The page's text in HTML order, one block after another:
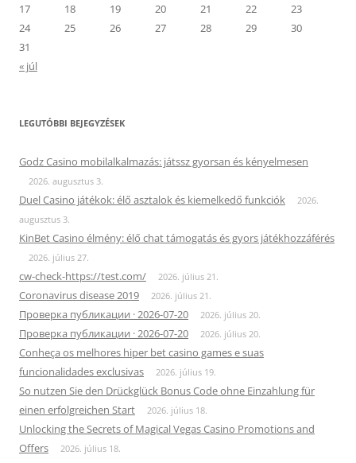
17
18 19 20 21 22
23
24
25 26 27 28 29
30
31
« júl
LEGUTÓBBI BEJEGYZÉSEK
Godz Casino mobilalkalmazás: játssz gyorsan és kényelmesen
2026. augusztus 3.
Duel Casino játékok: élő asztalok és kiemelkedő funkciók
2026.
augusztus 3.
KinBet Casino élmény: élő chat támogatás és gyors játékhozzáférés
2026. július 27.
cw-check-https://test.com/ 2026. július 21.
Coronavirus disease 2019 2026. július 21.
Проверка публикации · 2026-07-20 2026. július 20.
Проверка публикации · 2026-07-20 2026. július 20.
Conheça os melhores hiper bet casino games e suas
funcionalidades exclusivas
2026. július 19.
So nutzen Sie den Drückglück Bonus Code ohne Einzahlung für
einen erfolgreichen Start
2026. július 18.
Unlocking the Secrets of Magical Vegas Casino Promotions and
Offers
2026. július 18.